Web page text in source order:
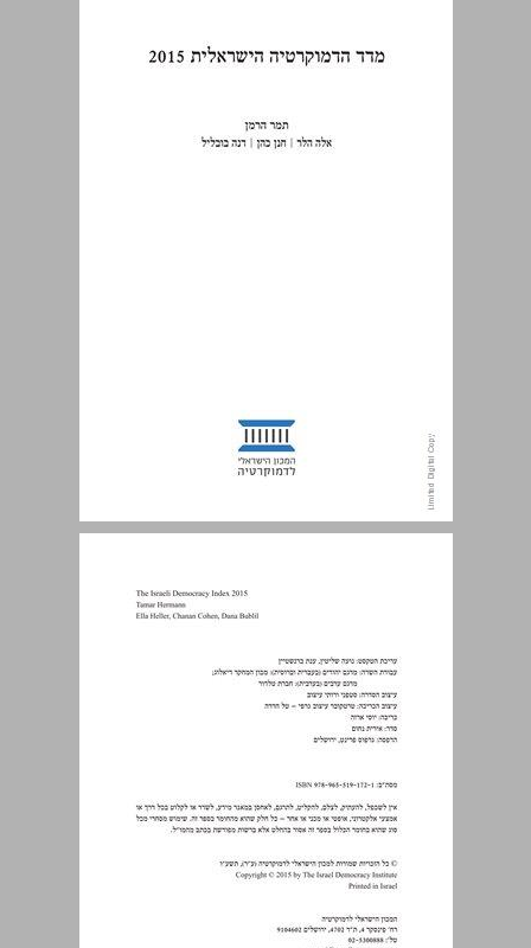
תוכן העניינים ... 3